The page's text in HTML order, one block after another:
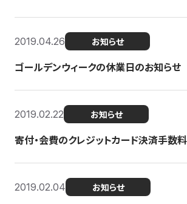
2019.04.26 お知らせ
ゴールデンウィークの休業日のお知らせ
2019.02.22 お知らせ
寄付・会費のクレジットカード決済手数
2019.02.04 お知らせ